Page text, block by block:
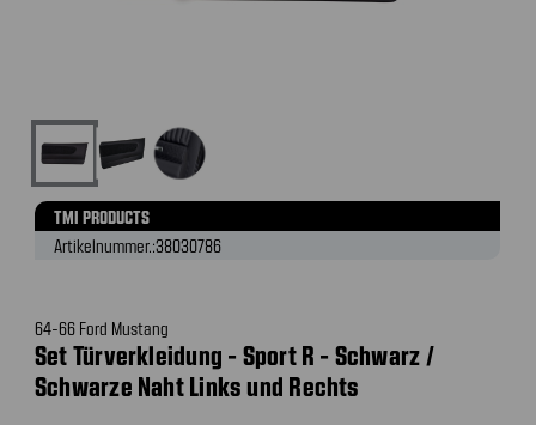
TMI PRODUCTS
Artikelnummer.:38030786
64-66 Ford Mustang
Set Türverkleidung - Sport R - Schwarz /
Schwarze Naht Links und Rechts